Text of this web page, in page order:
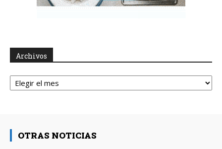
Archivos
Archivos
OTRAS NOTICIAS